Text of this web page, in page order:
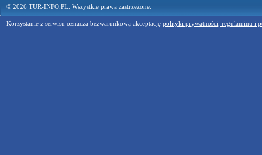
© 2026 TUR-INFO.PL. Wszystkie prawa zastrzeżone.
Korzystanie z serwisu oznacza bezwarunkową akceptację polityki prywatności, regulaminu i